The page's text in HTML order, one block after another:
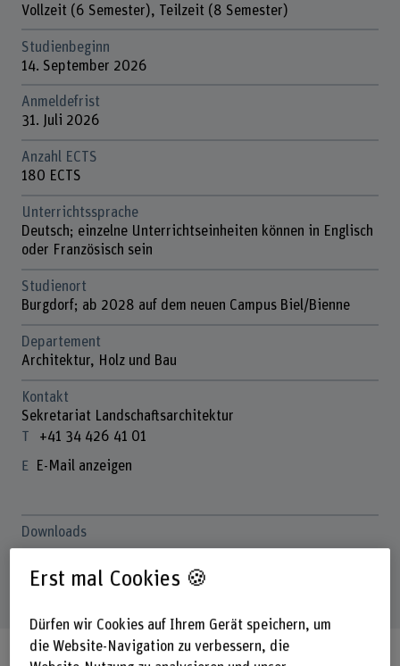
Vollzeit (6 Semester), Teilzeit (8 Semester)
Studienbeginn
14. September 2026
Anmeldefrist
31. Juli 2026
Anzahl ECTS
180 ECTS
Unterrichtssprache
Deutsch; einzelne Unterrichtseinheiten können in Englisch
oder Französisch sein
Studienort
Burgdorf; ab 2028 auf dem neuen Campus Biel/Bienne
Departement
Architektur, Holz und Bau
Kontakt
Sekretariat Landschaftsarchitektur
+41 34 426 41 01
E-Mail anzeigen
Downloads
Studienpläne(PDF, 75 KB)
Erst mal Cookies 🍪
Dürfen wir Cookies auf Ihrem Gerät speichern, um
die Website-Navigation zu verbessern, die